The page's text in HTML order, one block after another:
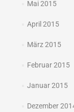
Mai 2015
April 2015
März 2015
Februar 2015
Januar 2015
Dezember